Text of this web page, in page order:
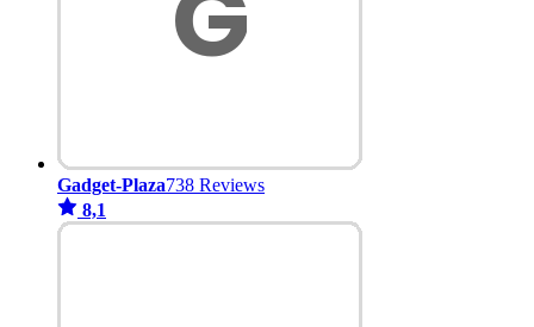
Gadget-Plaza738 Reviews
8,1